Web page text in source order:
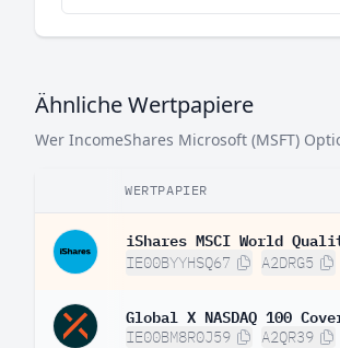
Ähnliche Wertpapiere
Wer IncomeShares Microsoft (MSFT)
WERTPAPIER
iShares MSCI World
IE00BYYHSQ67 A2DRG5
Global X NASDAQ 100
IE00BM8R0J59 A2QR39